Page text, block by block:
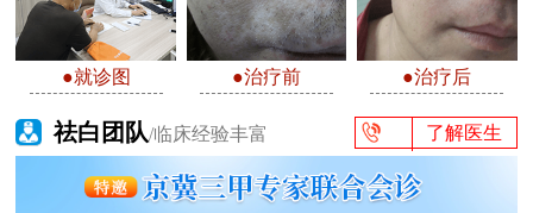
●就诊图 ●治疗前 ●治疗后
祛白团队/临床经验丰富 了解医生